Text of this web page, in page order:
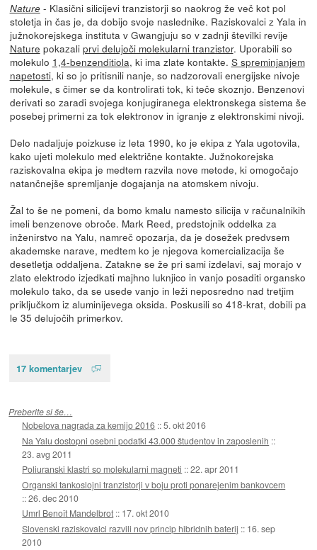
Nature- Klasični silicijevi tranzistorji so naokrog že več kot pol
stoletja in čas je, da dobijo svoje naslednike. Raziskovalci z Yala in
južnokorejskega instituta v Gwangjuju so v zadnji številki revije
Nature pokazali prvi delujoči molekularni tranzistor. Uporabili so
molekulo 1,4-benzenditiola, ki ima zlate kontakte. S spreminjanjem
napetosti, ki so jo pritisnili nanje, so nadzorovali energijske nivoje
molekule, s čimer se da kontrolirati tok, ki teče skoznjo. Benzenovi
derivati so zaradi svojega konjugiranega elektronskega sistema še
posebej primerni za tok elektronov in igranje z elektronskimi nivoji.
Delo nadaljuje poizkuse iz leta 1990, ko je ekipa z Yala ugotovila,
kako ujeti molekulo med električne kontakte. Južnokorejska
raziskovalna ekipa je medtem razvila nove metode, ki omogočajo
natančnejše spremljanje dogajanja na atomskem nivoju.
Žal to še ne pomeni, da bomo kmalu namesto silicija v računalnikih
imeli benzenove obroče. Mark Reed, predstojnik oddelka za
inženirstvo na Yalu, namreč opozarja, da je dosežek predvsem
akademske narave, medtem ko je njegova komercializacija še
desetletja oddaljena. Zatakne se že pri sami izdelavi, saj morajo v
zlato elektrodo izjedkati majhno luknjico in vanjo posaditi organsko
molekulo tako, da se usede vanjo in leži neposredno nad tretjim
priključkom iz aluminijevega oksida. Poskusili so 418-krat, dobili pa
le 35 delujočih primerkov.
17 komentarjev
Preberite si še…
Nobelova nagrada za kemijo 2016 ::5. okt 2016
Na Yalu dostopni osebni podatki 43.000 študentov in zaposlenih ::
23. avg 2011
Poliuranski klastri so molekularni magneti ::22. apr 2011
Organski tankoslojni tranzistorji v boju proti ponarejenim bankovcem
::26. dec 2010
Umrl Benoît Mandelbrot :: 17. okt 2010
Slovenski raziskovalci razvili nov princip hibridnih baterij :: 16. sep
2010